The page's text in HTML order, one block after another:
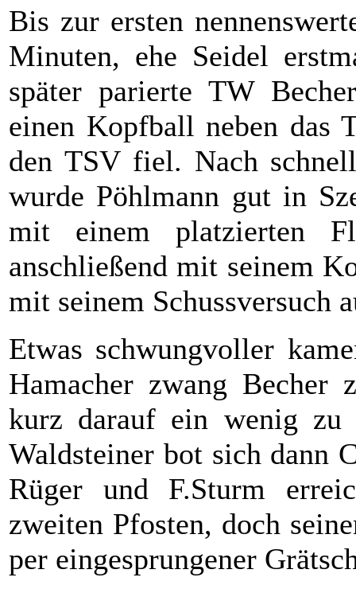
Bis zur ersten
Minuten, ehe Seidel
später parierte TW
einen Kopfball neben das
den TSV fiel. Nach
wurde Pöhlmann gut in
mit einem platzierten
anschließend mit seinem
mit seinem Schussversuch
Etwas schwungvoller
Hamacher zwang Becher
kurz darauf ein wenig zu
Waldsteiner bot sich dann
Rüger und F.Sturm
zweiten Pfosten, doch
per eingesprungener